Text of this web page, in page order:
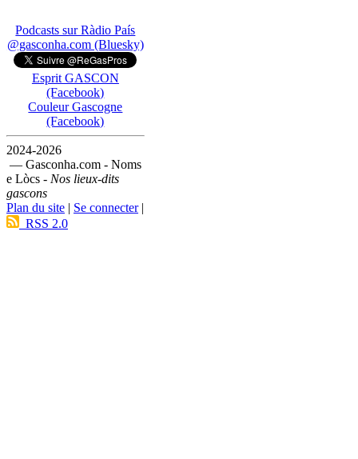
Podcasts sur Ràdio País
@gasconha.com (Bluesky)
Esprit GASCON
(Facebook)
Couleur Gascogne
(Facebook)
2024-2026
— Gasconha.com - Noms
e Lòcs - Nos lieux-dits
gascons
Plan du site | Se connecter|
RSS 2.0